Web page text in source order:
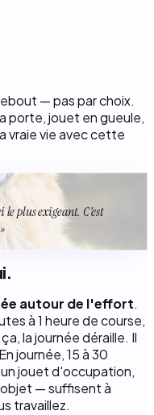
— pas par choix.
porte, jouet en gueule,
vraie vie avec cette
plus exigeant. C'est
autour de l'effort.
à 1 heure de course,
la journée déraille. Il
journée, 15 à 30
jouet d'occupation,
— suffisent à
travaillez.